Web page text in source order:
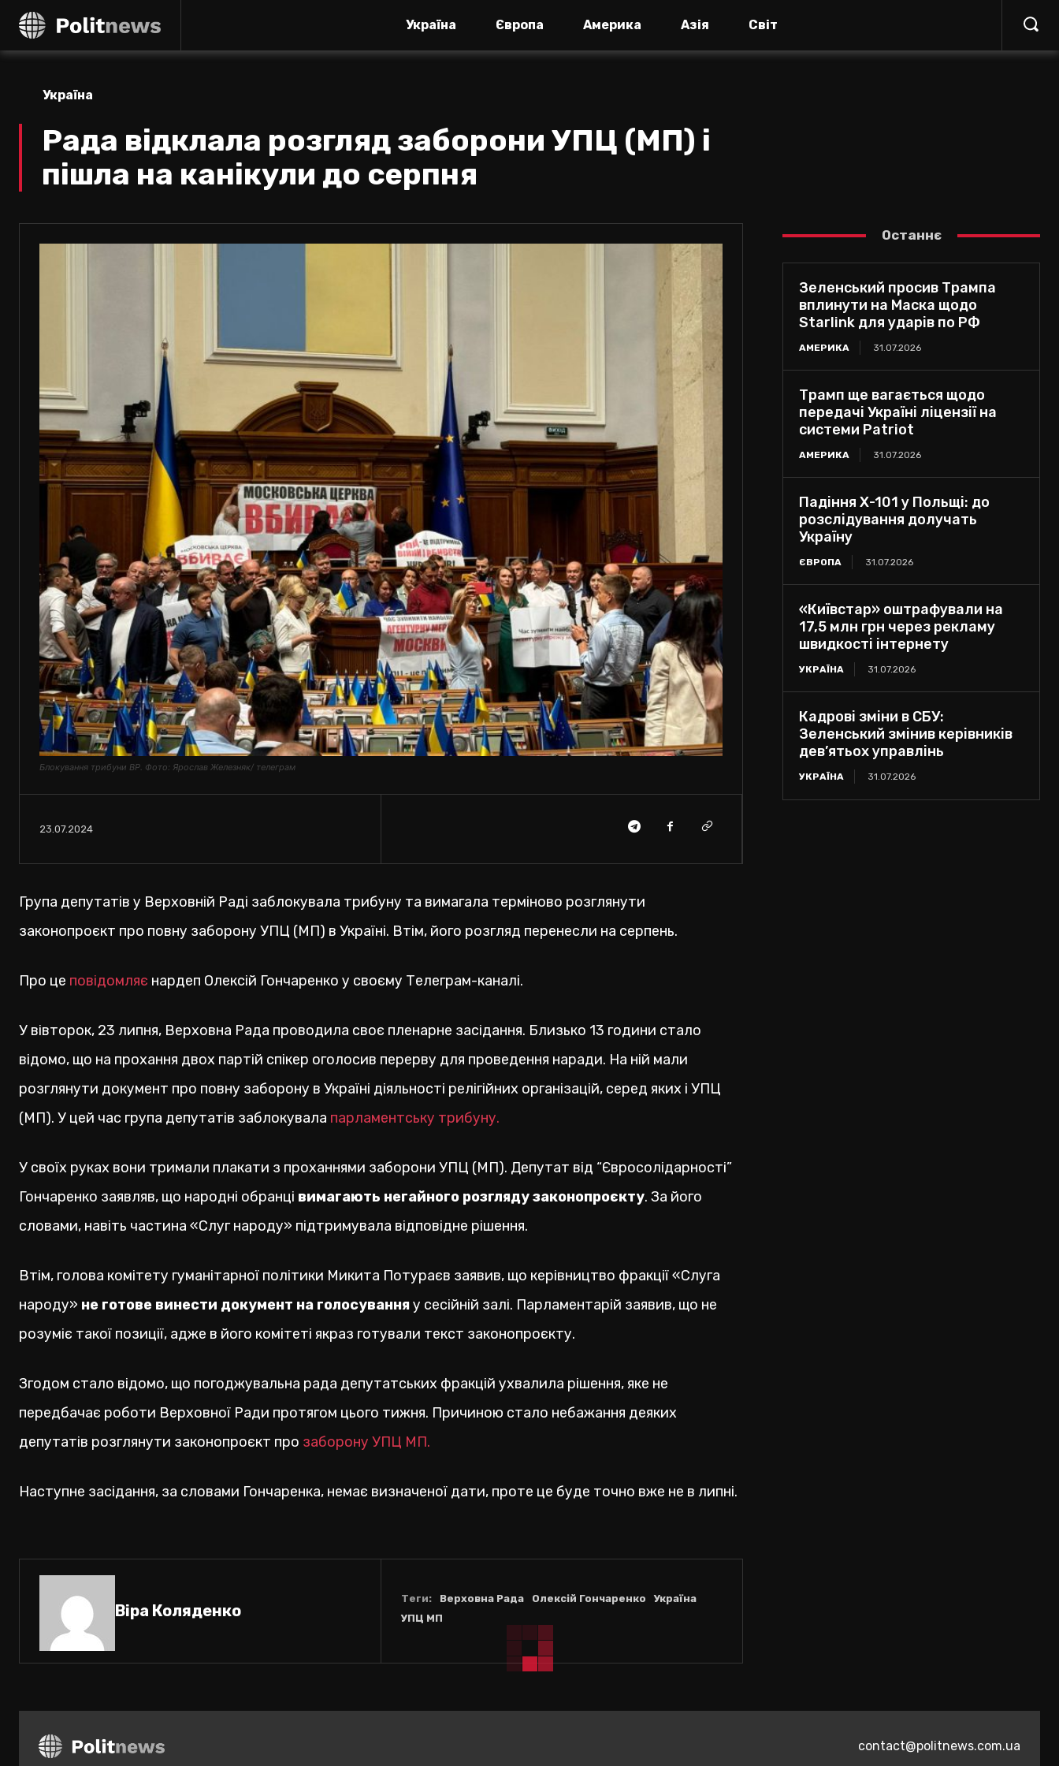
Україна Європа Америка Азія Світ
Україна
Рада відклала розгляд заборони УПЦ (МП) і
пішла на канікули до серпня
Блокування трибуни ВР. Фото: Ярослав Железняк/ телеграм
23.07.2024
Група депутатів у Верховній Раді заблокувала трибуну та вимагала терміново розглянути
законопроєкт про повну заборону УПЦ (МП) в Україні. Втім, його розгляд перенесли на серпень.
Про це повідомляє нардеп Олексій Гончаренко у своєму Телеграм-каналі.
У вівторок, 23 липня, Верховна Рада проводила своє пленарне засідання. Близько 13 години стало
відомо, що на прохання двох партій спікер оголосив перерву для проведення наради. На ній мали
розглянути документ про повну заборону в Україні діяльності релігійних організацій, серед яких і УПЦ
(МП). У цей час група депутатів заблокувала парламентську трибуну.
У своїх руках вони тримали плакати з проханнями заборони УПЦ (МП). Депутат від “Євросолідарності”
Гончаренко заявляв, що народні обранці вимагають негайного розгляду законопроєкту. За його
словами, навіть частина «Слуг народу» підтримувала відповідне рішення.
Втім, голова комітету гуманітарної політики Микита Потураєв заявив, що керівництво фракції «Слуга
народу» не готове винести документ на голосуванняу сесійній залі. Парламентарій заявив, що не
розуміє такої позиції, адже в його комітеті якраз готували текст законопроєкту.
Згодом стало відомо, що погоджувальна рада депутатських фракцій ухвалила рішення, яке не
передбачає роботи Верховної Ради протягом цього тижня. Причиною стало небажання деяких
депутатів розглянути законопроєкт про заборону УПЦ МП.
Наступне засідання, за словами Гончаренка, немає визначеної дати, проте це буде точно вже не в липні.
Віра Коляденко
Теги: Верховна Рада Олексій Гончаренко
Україна
УПЦ МП
Останнє
Зеленський просив Трампа
вплинути на Маска щодо
Starlink для ударів по РФ
АМЕРИКА 31.07.2026
Трамп ще вагається щодо
передачі Україні ліцензії на
системи Patriot
АМЕРИКА 31.07.2026
Падіння Х-101 у Польщі: до
розслідування долучать
Україну
ЄВРОПА 31.07.2026
«Київстар» оштрафували на
17,5 млн грн через рекламу
швидкості інтернету
УКРАЇНА 31.07.2026
Кадрові зміни в СБУ:
Зеленський змінив керівників
дев’ятьох управлінь
УКРАЇНА 31.07.2026
contact@politnews.com.ua